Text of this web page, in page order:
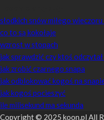
słodkich snów miłego
co to są kokołaje
wzrost w stopach
jak sprawdzić czy ktoś
jak zrobić czarnego snapa
jak odblokować kogoś na
jak kogoś pocieszyć
ile milisekund ma sekunda
Copyright © 2025 koon.pl All